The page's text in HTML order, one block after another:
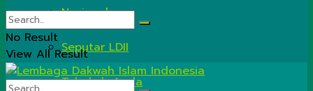
Nasional
Seputar LDII
Tahukah Anda
No Result
View All Result